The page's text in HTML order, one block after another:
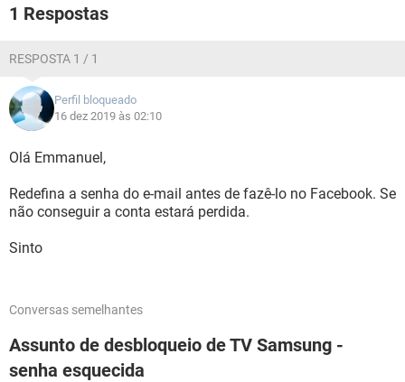
1 Respostas
RESPOSTA 1 / 1
Perfil bloqueado
16 dez 2019 às 02:10
Olá Emmanuel,
Redefina a senha do e-mail antes de fazê-lo no Facebook. Se
não conseguir a conta estará perdida.
Sinto
Conversas semelhantes
Assunto de desbloqueio de TV Samsung -
senha esquecida